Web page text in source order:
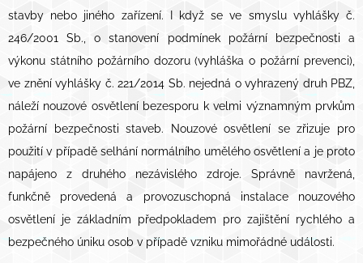
stavby nebo jiného zařízení. I když se ve smyslu vyhlášky č.
246/2001 Sb., o stanovení podmínek požární bezpečnosti a
výkonu státního požárního dozoru (vyhláška o požární prevenci),
ve znění vyhlášky č. 221/2014 Sb. nejedná o vyhrazený druh PBZ,
náleží nouzové osvětlení bezesporu k velmi významným prvkům
požární bezpečnosti staveb. Nouzové osvětlení se zřizuje pro
použití v případě selhání normálního umělého osvětlení a je proto
napájeno z druhého nezávislého zdroje. Správně navržená,
funkčně provedená a provozuschopná instalace nouzového
osvětlení je základním předpokladem pro zajištění rychlého a
bezpečného úniku osob v případě vzniku mimořádné události.